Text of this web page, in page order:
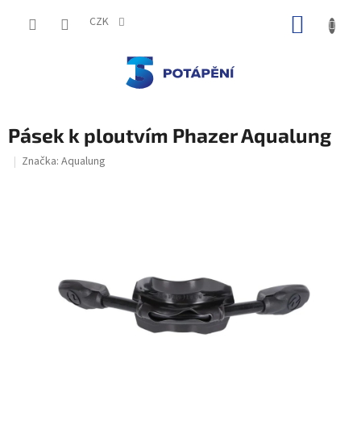
CZK
Pásek k ploutvím Phazer Aqualung
Značka: Aqualung